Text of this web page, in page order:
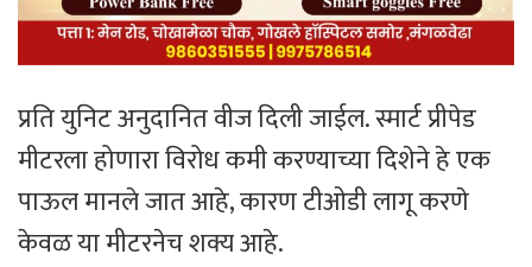
प्रति युनिट अनुदानित वीज दिली जाईल. स्मार्ट प्रीपेड
मीटरला होणारा विरोध कमी करण्याच्या दिशेने हे एक
पाऊल मानले जात आहे, कारण टीओडी लागू करणे
केवळ या मीटरनेच शक्य आहे.